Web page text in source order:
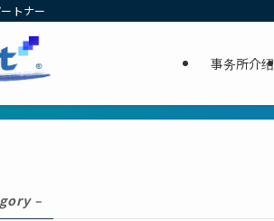
トナー
事务所介绍
–